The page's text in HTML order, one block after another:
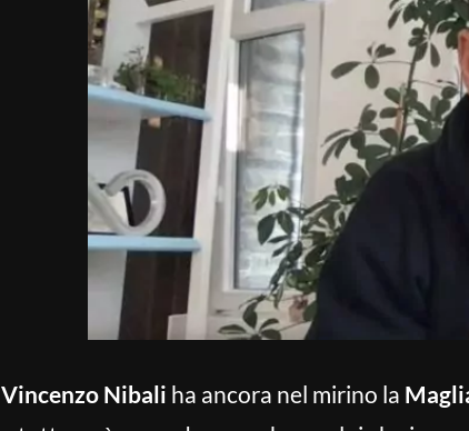
Vincenzo Nibali ha ancora nel mirino la